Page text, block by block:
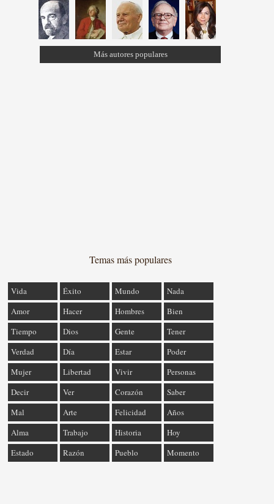
Más autores populares
Temas más populares
Vida Éxito Mundo
Nada
Amor
Hacer Hombres
Bien
Tiempo
Dios Gente
Tener
Verdad
Día Estar
Poder
Mujer
Libertad Vivir
Personas
Decir
Ver Corazón
Saber
Mal
Arte Felicidad
Años
Alma
Trabajo Historia
Hoy
Estado
Razón Pueblo Momento